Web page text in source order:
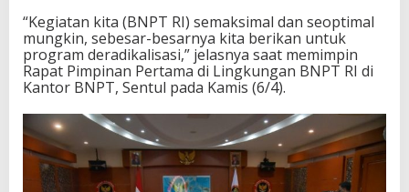
a
d
i
k
a
l
i
a
s
“Kegiatan kita (BNPT RI) semaksimal dan seoptimal
mungkin, sebesar-besarnya kita berikan untuk
program deradikalisasi,” jelasnya saat memimpin
Rapat Pimpinan Pertama di Lingkungan BNPT RI di
Kantor BNPT, Sentul pada Kamis (6/4).